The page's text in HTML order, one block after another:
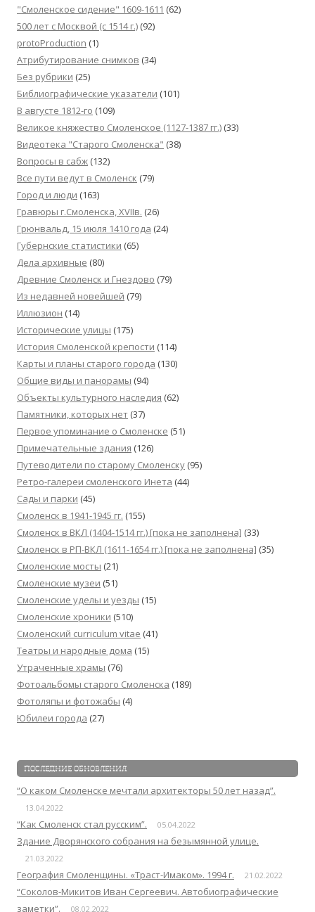
"Смоленское сидение" 1609-1611 (62)
500 лет с Москвой (c 1514 г.) (92)
protoProduction (1)
Атрибутирование снимков (34)
Без рубрики (25)
Библиографические указатели (101)
В августе 1812-го (109)
Великое княжество Смоленское (1127-1387 гг.) (33)
Видеотека "Cтарого Смоленска" (38)
Вопросы в сабж (132)
Все пути ведут в Смоленск (79)
Город и люди (163)
Гравюры г.Смоленска, XVIIв. (26)
Грюнвальд, 15 июля 1410 года (24)
Губернские статистики (65)
Дела архивные (80)
Древние Смоленск и Гнездово (79)
Из недавней новейшей (79)
Иллюзион (14)
Исторические улицы (175)
История Смоленской крепости (114)
Карты и планы старого города (130)
Общие виды и панорамы (94)
Объекты культурного наследия (62)
Памятники, которых нет (37)
Первое упоминание о Смоленске (51)
Примечательные здания (126)
Путеводители по старому Смоленску (95)
Ретро-галереи смоленского Инета (44)
Сады и парки (45)
Смоленск в 1941-1945 гг. (155)
Смоленск в ВКЛ (1404-1514 гг.) [пока не заполнена] (33)
Смоленск в РП-ВКЛ (1611-1654 гг.) [пока не заполнена] (35)
Смоленские мосты (21)
Смоленские музеи (51)
Смоленские уделы и уезды (15)
Смоленские хроники (510)
Смоленский сurriculum vitae (41)
Театры и народные дома (15)
Утраченные храмы (76)
Фотоальбомы старого Смоленска (189)
Фотоляпы и фотожабы (4)
Юбилеи города (27)
ПОСЛЕДНИЕ ОБНОВЛЕНИЯ
“О каком Смоленске мечтали архитекторы 50 лет назад”.
13.04.2022
“Как Смоленск стал русским”. 05.04.2022
Здание Дворянского собрания на безымянной улице.
21.03.2022
География Смоленщины. «Траст-Имаком». 1994 г. 21.02.2022
“Соколов-Микитов Иван Сергеевич. Автобиографические
заметки”.
08.02.2022